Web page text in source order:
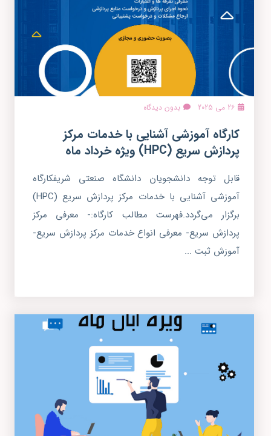
26 می 2025 بدون دیدگاه
کارگاه آموزشی آشنایی با خدمات مرکز
پردازش سریع (HPC) ویژه خرداد ماه
قابل توجه دانشجویان دانشگاه صنعتی شریفکارگاه
آموزشی آشنایی با خدمات مرکز پردازش سریع (HPC)
برگزار می‌گردد.فهرست مطالب کارگاه:- معرفی مرکز
پردازش سریع- معرفی انواع خدمات مرکز پردازش سریع-
آموزش ثبت ...